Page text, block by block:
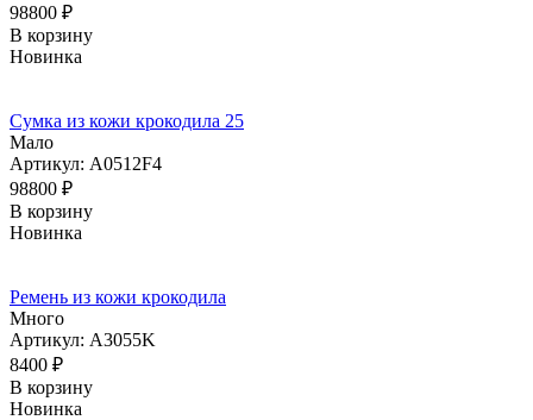
98800 ₽
В корзину
Новинка
Сумка из кожи крокодила 25
Мало
Артикул: A0512F4
98800 ₽
В корзину
Новинка
Ремень из кожи крокодила
Много
Артикул: A3055K
8400 ₽
В корзину
Новинка